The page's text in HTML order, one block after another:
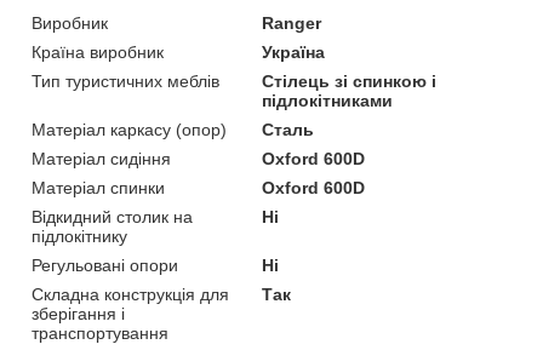
Виробник
Ranger
Країна виробник
Україна
Тип туристичних меблів
Стілець зі спинкою і
підлокітниками
Матеріал каркасу (опор)
Сталь
Матеріал сидіння
Oxford 600D
Матеріал спинки
Oxford 600D
Відкидний столик на
підлокітнику
Ні
Регульовані опори
Ні
Складна конструкція для
зберігання і
транспортування
Так